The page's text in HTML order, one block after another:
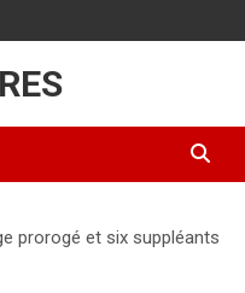
prorogé et six suppléants